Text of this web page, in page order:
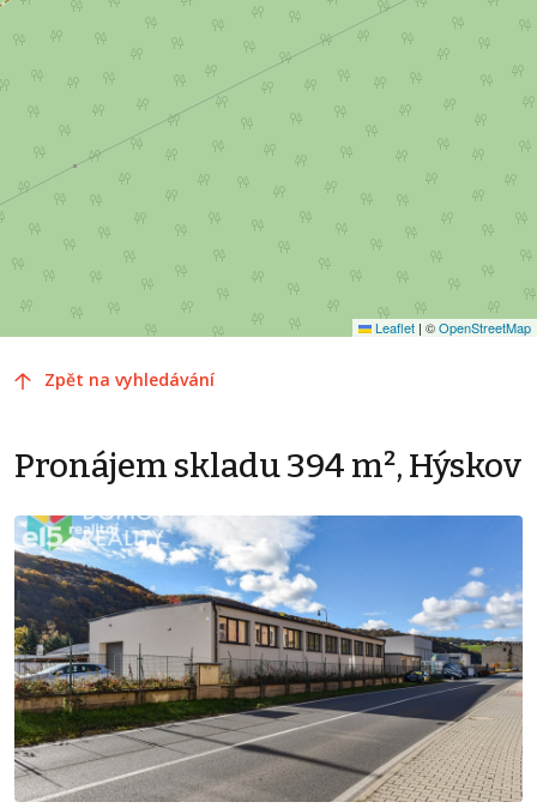
Leaflet | ©OpenStreetMap
Zpět na vyhledávání
Pronájem skladu 394 m², Hýskov